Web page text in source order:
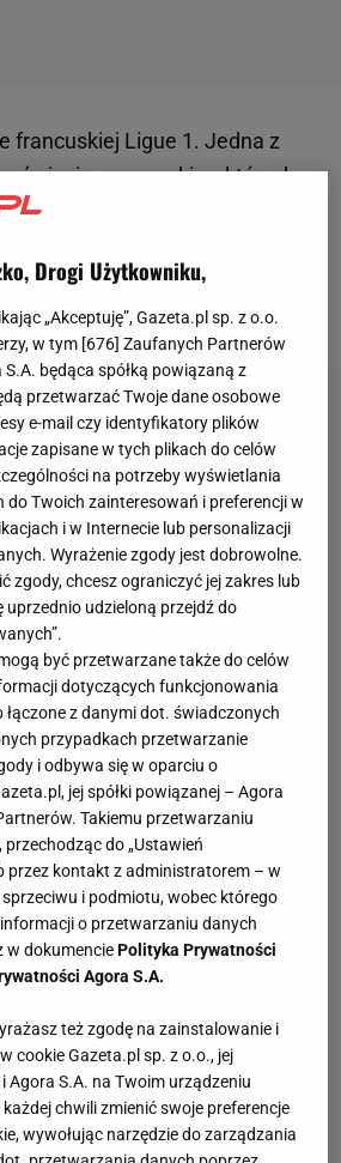
francuskiej Ligue 1. Jedna z
świecie, rozgrywki, w których
gwiazdy, nie radzą sobie ze
incydentów na
Drogi Użytkowniku,
„Akceptuję”, Gazeta.pl sp. z o.o.
w tym [676] Zaufanych Partnerów
będąca spółką powiązaną z
przetwarzać Twoje dane osobowe
e-mail czy identyfikatory plików
zapisane w tych plikach do celów
na potrzeby wyświetlania
do Twoich zainteresowań i preferencji w
i w Internecie lub personalizacji
Wyrażenie zgody jest dobrowolne.
zgody, chcesz ograniczyć jej zakres lub
uprzednio udzieloną przejdź do
być przetwarzane także do celów
dotyczących funkcjonowania
z danymi dot. świadczonych
przypadkach przetwarzanie
i odbywa się w oparciu o
jej spółki powiązanej – Agora
Takiemu przetwarzaniu
przechodząc do „Ustawień
przez kontakt z administratorem – w
i podmiotu, wobec którego
o przetwarzaniu danych
w dokumenciePolityka Prywatności
Agora S.A.
też zgodę na zainstalowanie i
cookie Gazeta.pl sp. z o.o., jej
Agora S.A. na Twoim urządzeniu
chwili zmienić swoje preferencje
wywołując narzędzie do zarządzania